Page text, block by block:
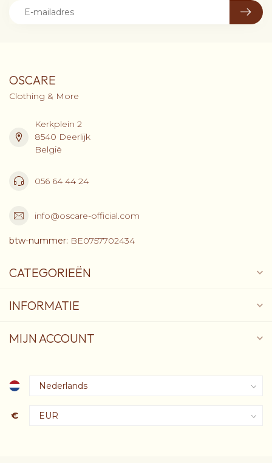
OSCARE
Clothing & More
Kerkplein 2
8540 Deerlijk
België
056 64 44 24
info@oscare-official.com
btw-nummer: BE0757702434
CATEGORIEËN
INFORMATIE
MIJN ACCOUNT
€